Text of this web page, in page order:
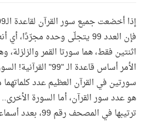
فإن العدد 99 يتجلّى وحده
اثنتين فقط، هما سورتا القمر
الأمر أساس قاعدة الـ
هو عدد سور القرآن، أما السورة
ترتيبها في المصحف رقم 99، بعدد أسماء اللَّه الحسنى!